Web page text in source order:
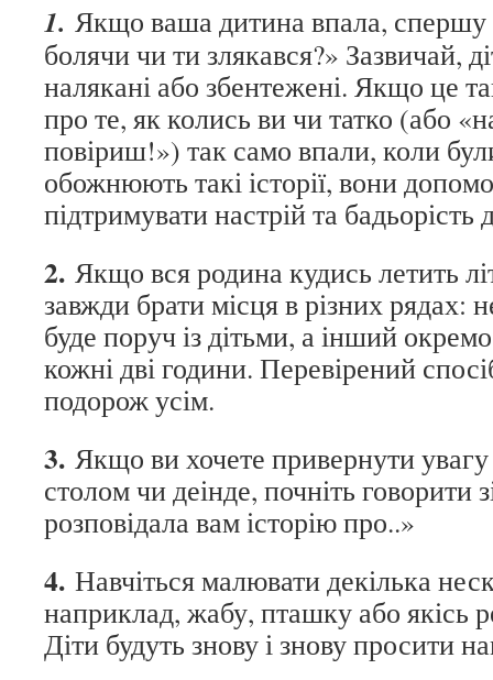
1. Якщо ваша дитина впала, спершу
болячи чи ти злякався?» Зазвичай,
налякані або збентежені. Якщо це
про те, як колись ви чи татко (або
повіриш!») так само впали, коли
обожнюють такі історії, вони
підтримувати настрій та бадьорість
2. Якщо вся родина кудись летить
завжди брати місця в різних рядах:
буде поруч із дітьми, а інший
кожні дві години. Перевірений
подорож усім.
3. Якщо ви хочете привернути увагу
столом чи деінде, почніть говорити
розповідала вам історію про..»
4. Навчіться малювати декілька
наприклад, жабу, пташку або якісь
Діти будуть знову і знову просити